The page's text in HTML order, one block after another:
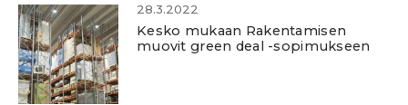
28.3.2022
Kesko mukaan Rakentamisen
muovit green deal -sopimukseen